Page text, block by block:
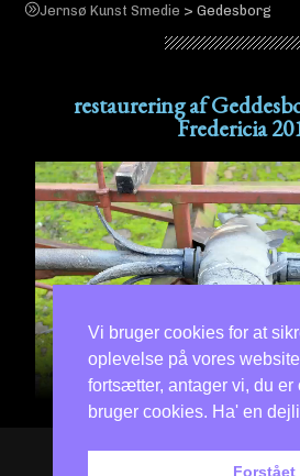
Jernsø Kunst Smedie >Gedesborg
restaurering af
Fredericia
Who's Online
Vi bruger cookies for at
oplevelse på vores
fortsætter, antager vi, du er
bruger cookies. Ha' en
Forstået